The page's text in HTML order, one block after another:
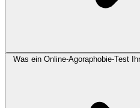
Was ein Online-Agoraphobie-Test